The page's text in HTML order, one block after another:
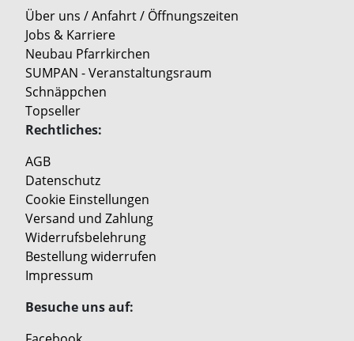
Über uns / Anfahrt / Öffnungszeiten
Jobs & Karriere
Neubau Pfarrkirchen
SUMPAN - Veranstaltungsraum
Schnäppchen
Topseller
Rechtliches:
AGB
Datenschutz
Cookie Einstellungen
Versand und Zahlung
Widerrufsbelehrung
Bestellung widerrufen
Impressum
Besuche uns auf: